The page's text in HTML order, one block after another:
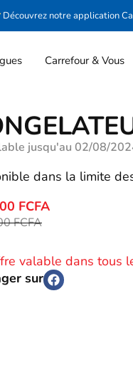
Découvrez notre application
Carrefour & Vous
jusqu'au 02/08/
dans la limite
FCFA
FCFA
valable dans tous
sur